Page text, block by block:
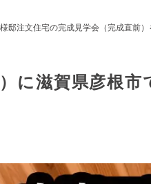
邸注文住宅の完成見学会（完成直前）
に滋賀県彦根